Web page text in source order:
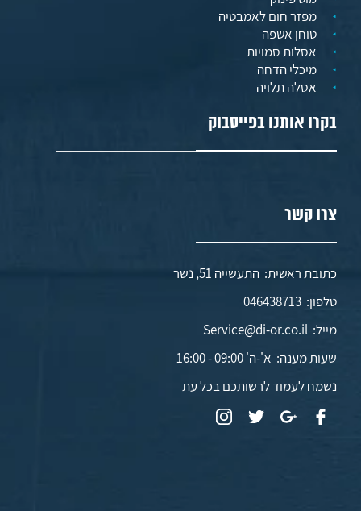
מפזר חום לאמבטיה
טוחן אשפה
אסלות סמויות
מיכלי הדחה
אסלה תלויה
בקרו אותנו בפייסבוק
צרו קשר
כתובת ראשית: התעשייה 51, נשר
טלפון:046438713
מייל:Service@di-or.co.il
שעות מענה: א'-ה' 09:00 - 16:00
נשמח לעמוד לרשותכם בכל עת